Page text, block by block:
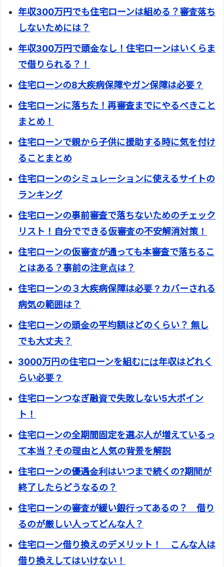
年収300万円でも住宅ローンは組める？審査落ち
しないためには？
年収300万円で頭金なし！住宅ローンはいくらま
で借りられる？！
住宅ローンの8大疾病保障やガン保障は必要？
住宅ローンに落ちた！再審査までにやるべきこと
まとめ！
住宅ローンで親から子供に援助する時に気を付け
ることまとめ
住宅ローンのシミュレーションに使えるサイトの
ランキング
住宅ローンの事前審査で落ちないためのチェック
リスト！自分でできる仮審査の不安解消対策！
住宅ローンの仮審査が通っても本審査で落ちるこ
とはある？事前の注意点は？
住宅ローンの３大疾病保障は必要？カバーされる
病気の範囲は？
住宅ローンの頭金の平均額はどのくらい？ 無し
でも大丈夫？
3000万円の住宅ローンを組むには年収はどれく
らい必要？
住宅ローンつなぎ融資で失敗しない5大ポイン
ト！
住宅ローンの全期間固定を選ぶ人が増えているっ
て本当？その理由と人気の背景を解説
住宅ローンの優遇金利はいつまで続くの?期間が
終了したらどうなるの？
住宅ローンの審査が緩い銀行ってあるの？ 借り
るのが厳しい人ってどんな人？
住宅ローン借り換えのデメリット！ こんな人は
借り換えしてはいけない！